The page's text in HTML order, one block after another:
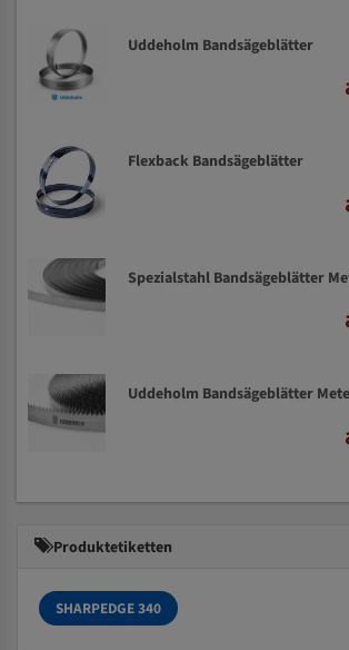
Uddeholm Bandsägeblätter
Flexback Bandsägeblätter
Spezialstahl Bandsägeblätter
Uddeholm Bandsägeblätter
Produktetiketten
SHARPEDGE 340